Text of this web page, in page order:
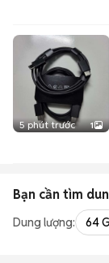
5 phút trước 1
Bạn cần tìm
Dung lượng: 64